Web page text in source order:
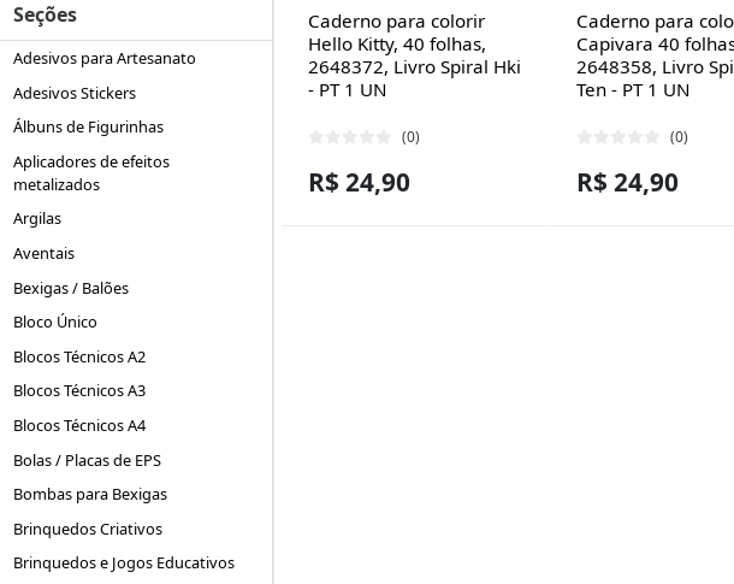
Seções
Adesivos para Artesanato
Adesivos Stickers
Álbuns de Figurinhas
Aplicadores de efeitos
metalizados
Argilas
Aventais
Bexigas / Balões
Bloco Único
Blocos Técnicos A2
Blocos Técnicos A3
Blocos Técnicos A4
Bolas / Placas de EPS
Bombas para Bexigas
Brinquedos Criativos
Brinquedos e Jogos Educativos
Caderno para colorir
Hello Kitty, 40 folhas,
2648372, Livro Spiral Hki
- PT 1 UN
(0)
R$ 24,90
Caderno para
Capivara 40
2648358, Livro
Ten - PT 1 UN
(0)
R$ 24,90